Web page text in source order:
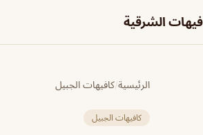
الشرقية
الرئيسية/كافيهات الجبيل
كافيهات الجبيل